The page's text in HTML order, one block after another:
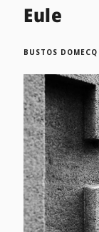
Eule
BUSTOS DOMECQ